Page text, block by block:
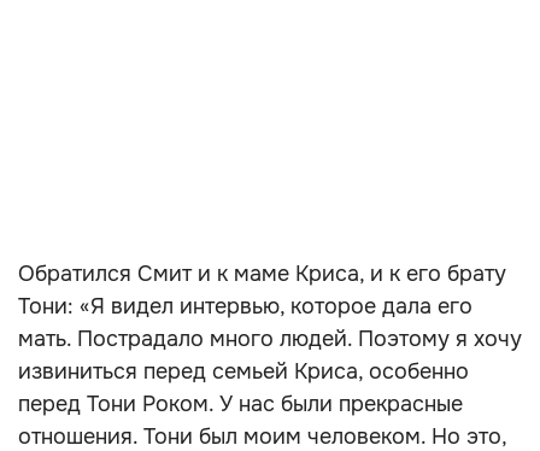
Обратился Смит и к маме Криса, и к его брату
Тони: «Я видел интервью, которое дала его
мать. Пострадало много людей. Поэтому я хочу
извиниться перед семьей Криса, особенно
перед Тони Роком. У нас были прекрасные
отношения. Тони был моим человеком. Но это,